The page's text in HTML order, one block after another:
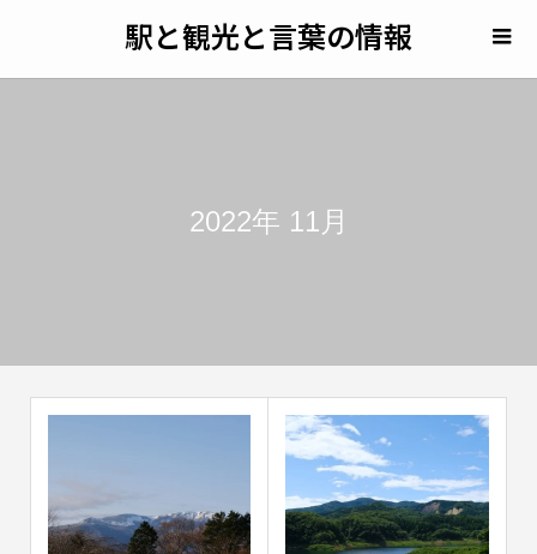
駅と観光と言葉の情報
2022年 11月